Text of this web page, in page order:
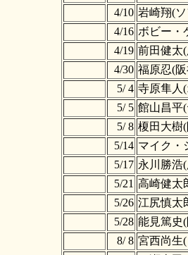
4/10 岩崎翔(
4/16 ボビー・
4/19 前田健太
4/30 福原忍(
5/ 4 寺原隼人
5/ 5 館山昌平
5/ 8 榎田大樹
5/14 マイク・
5/17 永川勝浩
5/21 高崎健太
5/26 江尻慎太
5/28 能見篤史
8/ 8 宮西尚生